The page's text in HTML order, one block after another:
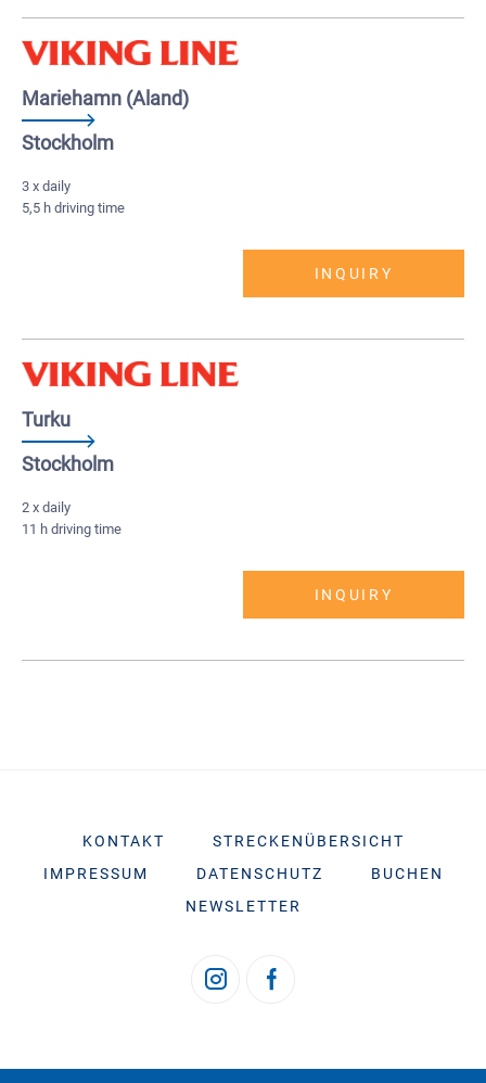
Mariehamn (Aland)
Stockholm
3 x daily
5,5 h driving time
INQUIRY
Turku
Stockholm
2 x daily
11 h driving time
INQUIRY
KONTAKT
STRECKENÜBERSICHT
IMPRESSUM
DATENSCHUTZ
BUCHEN
NEWSLETTER